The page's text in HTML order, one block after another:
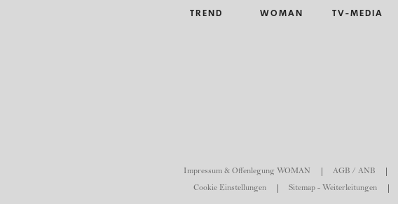
TREND WOMAN TV-MEDIA
Impressum & Offenlegung WOMAN AGB / ANB
Cookie Einstellungen
Sitemap - Weiterleitungen